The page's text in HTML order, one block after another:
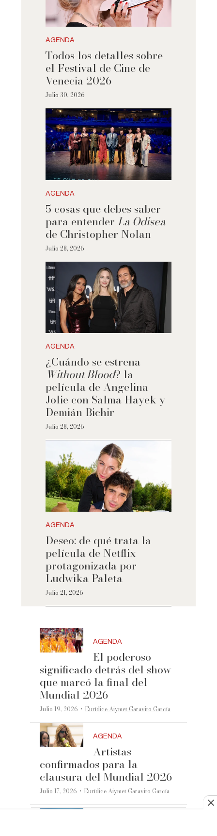
AGENDA
Todos los detalles sobre
el Festival de Cine de
Venecia 2026
Julio 30, 2026
AGENDA
5 cosas que debes saber
para entender La Odisea
de Christopher Nolan
Julio 28, 2026
AGENDA
¿Cuándo se estrena
Without Blood? la
película de Angelina
Jolie con Salma Hayek y
Demián Bichir
Julio 28, 2026
AGENDA
Deseo: de qué trata la
película de Netflix
protagonizada por
Ludwika Paleta
Julio 21, 2026
AGENDA
El poderoso
significado detrás del show
que marcó la final del
Mundial 2026
Julio 19, 2026 ·Eurídice Aiymet Garavito García
AGENDA
Artistas
confirmados para la
clausura del Mundial 2026
Julio 17, 2026 ·Eurídice Aiymet Garavito García